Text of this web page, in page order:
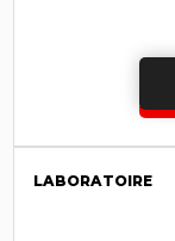
LABORATOIRE